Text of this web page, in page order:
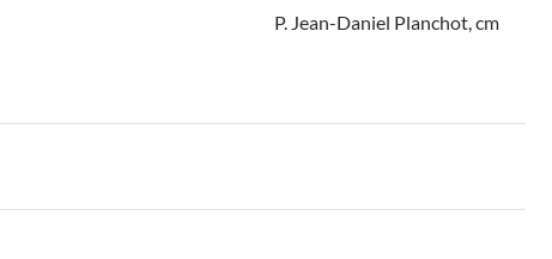
P. Jean-Daniel Planchot, cm